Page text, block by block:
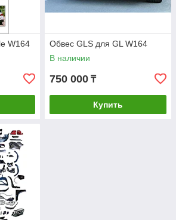
W164
Обвес GLS для GL W164
В наличии
750 000 ₸
Купить